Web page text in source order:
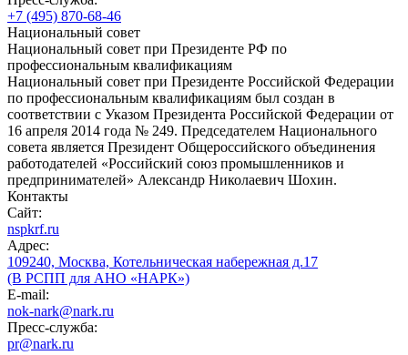
+7 (495) 870-68-46
Национальный совет
Национальный совет при Президенте РФ по
профессиональным квалификациям
Национальный совет при Президенте Российской Федерации
по профессиональным квалификациям был создан в
соответствии с Указом Президента Российской Федерации от
16 апреля 2014 года № 249. Председателем Национального
совета является Президент Общероссийского объединения
работодателей «Российский союз промышленников и
предпринимателей» Александр Николаевич Шохин.
Контакты
Сайт:
nspkrf.ru
Адрес:
109240, Москва, Котельническая набережная д.17
(В РСПП для АНО «НАРК»)
E-mail:
nok-nark@nark.ru
Пресс-служба:
pr@nark.ru